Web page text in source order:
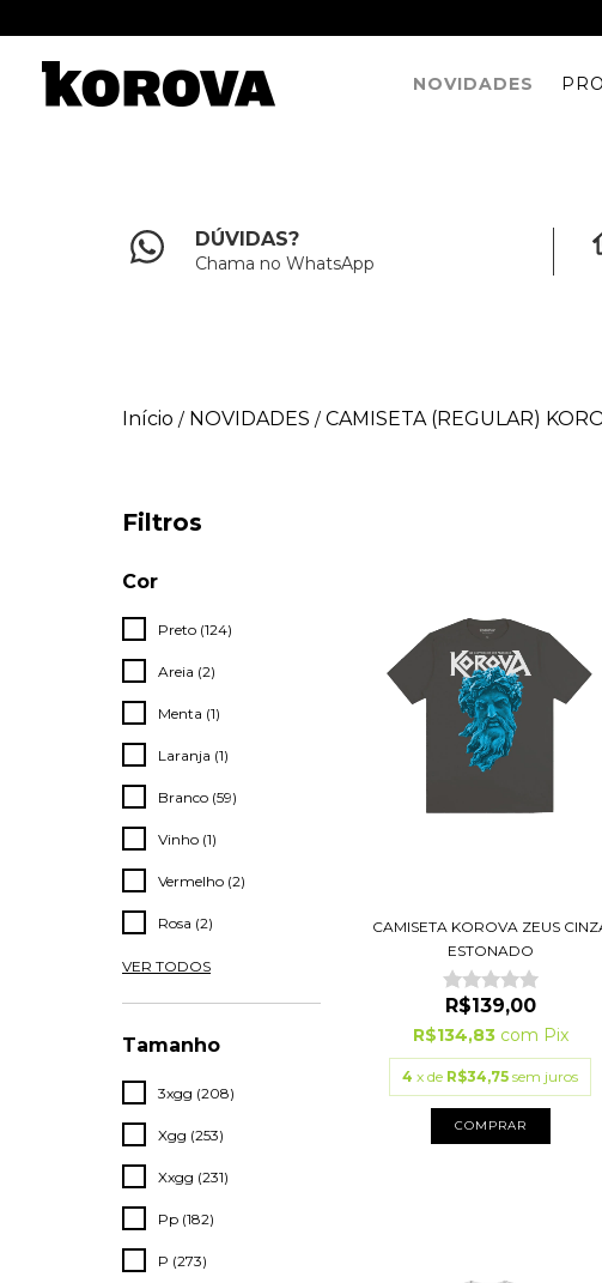
NOVIDADES
DÚVIDAS?
Chama no WhatsApp
Início / NOVIDADES / CAMISETA (REGULAR)
Filtros
Cor
Preto (124)
Areia (2)
Menta (1)
Laranja (1)
Branco (59)
Vinho (1)
Vermelho (2)
Rosa (2)
VER TODOS
Tamanho
3xgg (208)
Xgg (253)
Xxgg (231)
Pp (182)
P (273)
CAMISETA KOROVA ZEUS
ESTONADO
R$139,00
R$134,83 com Pix
4 x de R$34,75 sem juros
COMPRAR